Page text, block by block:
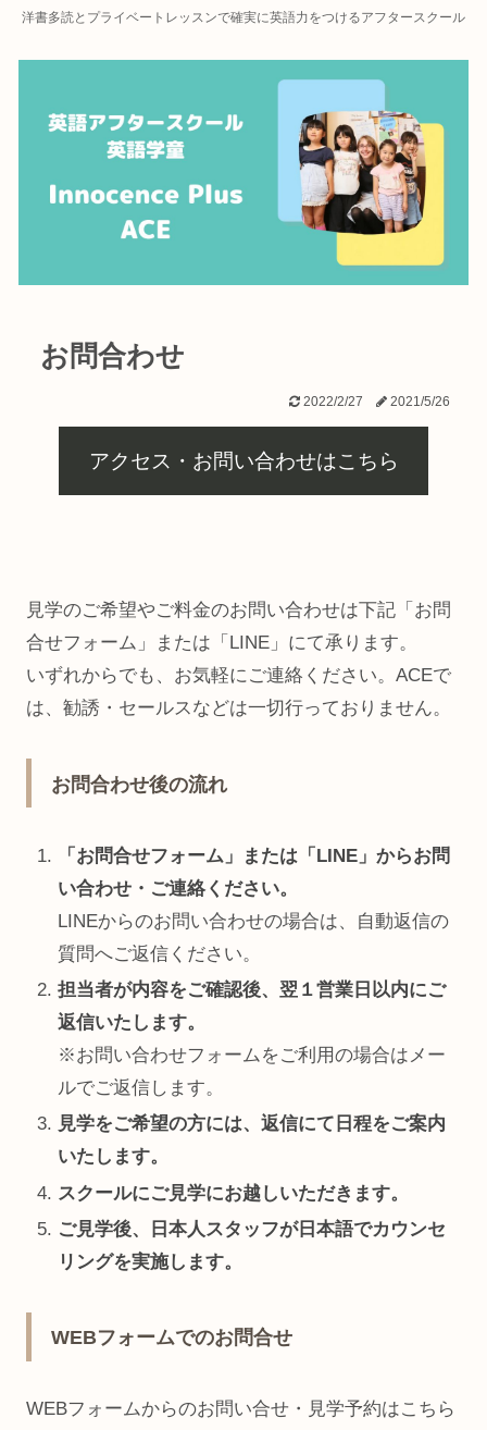
洋書多読とプライベートレッスンで確実に英語力をつけるアフタースクール
お問合わせ
2022/2/27 2021/5/26
アクセス・お問い合わせはこちら
見学のご希望やご料金のお問い合わせは下記「お問
合せフォーム」または「LINE」にて承ります。
いずれからでも、お気軽にご連絡ください。ACEで
は、勧誘・セールスなどは一切行っておりません。
お問合わせ後の流れ
「お問合せフォーム」または「LINE」からお問
い合わせ・ご連絡ください。
LINEからのお問い合わせの場合は、自動返信の
質問へご返信ください。
担当者が内容をご確認後、翌１営業日以内にご
返信いたします。
※お問い合わせフォームをご利用の場合はメー
ルでご返信します。
見学をご希望の方には、返信にて日程をご案内
いたします。
スクールにご見学にお越しいただきます。
ご見学後、日本人スタッフが日本語でカウンセ
リングを実施します。
WEBフォームでのお問合せ
WEBフォームからのお問い合せ・見学予約はこちら